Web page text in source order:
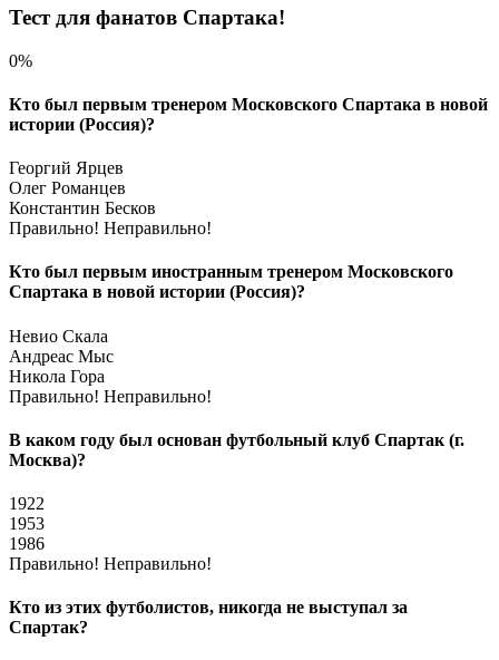
Тест для фанатов Спартака!
0%
Кто был первым тренером Московского Спартака в новой
истории (Россия)?
Георгий Ярцев
Олег Романцев
Константин Бесков
Правильно! Неправильно!
Кто был первым иностранным тренером Московского
Спартака в новой истории (Россия)?
Невио Скала
Андреас Мыс
Никола Гора
Правильно! Неправильно!
В каком году был основан футбольный клуб Спартак (г.
Москва)?
1922
1953
1986
Правильно! Неправильно!
Кто из этих футболистов, никогда не выступал за
Спартак?